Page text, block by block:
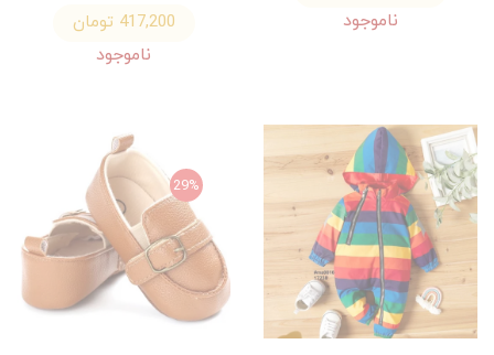
ناموجود 417,200 تومان
ناموجود
29%